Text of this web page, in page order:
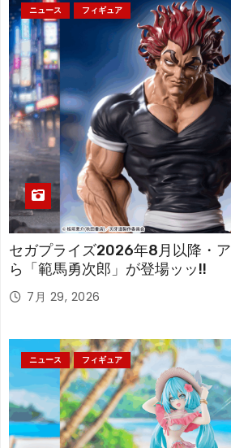
ニュース フィギュア
セガプライズ2026年8月以降・
ら「範馬勇次郎」が登場ッッ!!
7月 29, 2026
ニュース フィギュア